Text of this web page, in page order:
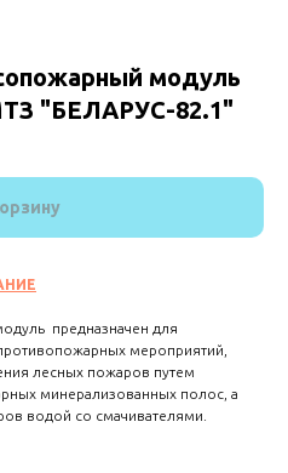
модуль
"БЕЛАРУС-82.1"
предназначен для
мероприятий,
лесных пожаров путем
минерализованных полос, а
водой со смачивателями.